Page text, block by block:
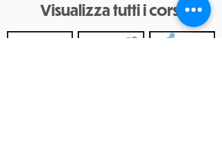
Visualizza tutti i corsi